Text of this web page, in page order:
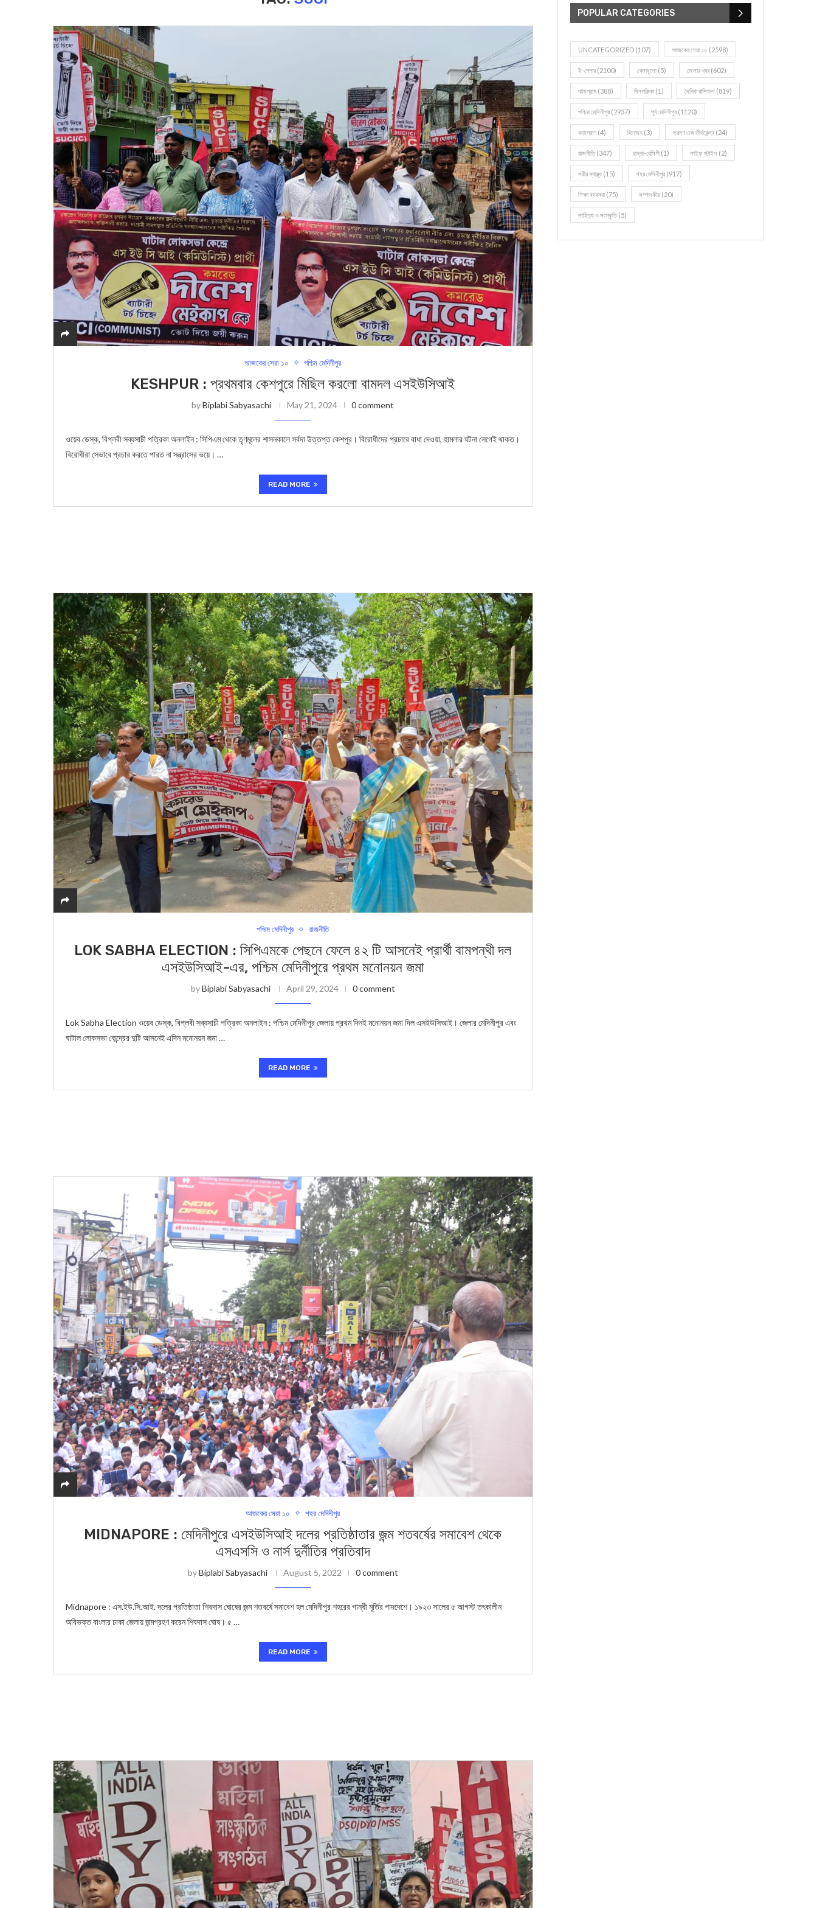
আজকের সেরা ১০ পশ্চিম মেদিনীপুর
KESHPUR : প্রথমবার কেশপুরে মিছিল করলো বামদল এসইউসিআই
byBiplabi Sabyasachi May 21, 2024 0 comment
ওয়েব ডেস্ক, বিপ্লবী সব্যসাচী পত্রিকা অনলাইন : সিপিএম থেকে তৃণমূলের শাসনকালে সর্বদা উত্তপ্ত কেশপুর। বিরোধীদের প্রচারে বাধা দেওয়া, হামলার ঘটনা লেগেই থাকত।
বিরোধীরা সেভাবে প্রচার করতে পারত না সন্ত্রাসের ভয়ে। …
READ MORE
পশ্চিম মেদিনীপুর রাজনীতি
LOK SABHA ELECTION : সিপিএমকে পেছনে ফেলে ৪২ টি আসনেই প্রার্থী বামপন্থী দল
এসইউসিআই-এর, পশ্চিম মেদিনীপুরে প্রথম মনোনয়ন জমা
byBiplabi Sabyasachi April 29, 2024 0 comment
Lok Sabha Election ওয়েব ডেস্ক, বিপ্লবী সব্যসাচী পত্রিকা অনলাইন : পশ্চিম মেদিনীপুর জেলায় প্রথম দিনই মনোনয়ন জমা দিল এসইউসিআই। জেলার মেদিনীপুর এবং
ঘাটাল লোকসভা কেন্দ্রের দুটি আসনেই এদিন মনোনয়ন জমা …
READ MORE
আজকের সেরা ১০ শহর মেদিনীপুর
MIDNAPORE : মেদিনীপুরে এসইউসিআই দলের প্রতিষ্ঠাতার জন্ম শতবর্ষের সমাবেশ থেকে
এসএসসি ও নার্স দুর্নীতির প্রতিবাদ
byBiplabi Sabyasachi August 5, 2022 0 comment
Midnapore : এস.ইউ.সি.আই. দলের প্রতিষ্ঠাতা শিবদাস ঘোষের জন্ম শতবর্ষে সমাবেশ হল মেদিনীপুর শহরের গান্ধী মূর্তির পাদদেশে। ১৯২৩ সালের ৫ আগস্ট তৎকালীন
অবিভক্ত বাংলার ঢাকা জেলায় জন্মগ্রহণ করেন শিবদাস ঘোষ। ৫ …
READ MORE
POPULAR CATEGORIES
UNCATEGORIZED (107) আজকের সেরা ১০ (2598)
ই-পেপার (2100) খেলাধূলো (5) জেলার খবর (602)
ঝাড়গ্রাম (388) দিনপঞ্জিকা (1) দৈনিক রাশিফল (819)
পশ্চিম মেদিনীপুর (2937) পূর্ব মেদিনীপুর (1120)
বন্যপ্রাণ (4) বিনোদন (3) ভ্রমণ এবং তীর্থকেন্দ্র (24)
রাজনীতি(347) রান্না-রেসিপী (1) লাইফ স্টাইল (2)
শরীর স্বাস্থ্য (15) শহর মেদিনীপুর (917)
শিক্ষা ব্যবস্থা (75) সম্পাদকীয় (20)
সাহিত্য ও সংস্কৃতি(5)